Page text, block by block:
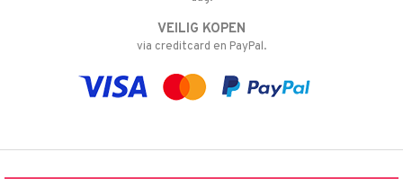
VEILIG KOPEN
via creditcard en PayPal.